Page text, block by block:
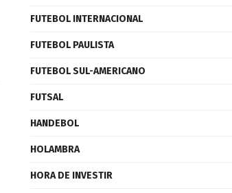
FUTEBOL INTERNACIONAL
FUTEBOL PAULISTA
FUTEBOL SUL-AMERICANO
FUTSAL
HANDEBOL
HOLAMBRA
HORA DE INVESTIR